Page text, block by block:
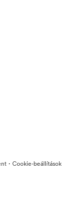
· Cookie-beállítások